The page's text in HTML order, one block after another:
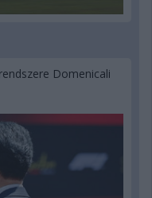
Domenicali